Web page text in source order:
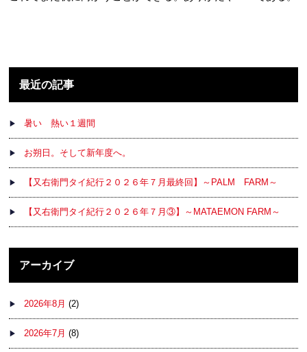
最近の記事
暑い 熱い１週間
お朔日。そして新年度へ。
【又右衛門タイ紀行２０２６年７月最終回】～PALM FARM～
【又右衛門タイ紀行２０２６年７月③】～MATAEMON FARM～
アーカイブ
2026年8月 (2)
2026年7月 (8)